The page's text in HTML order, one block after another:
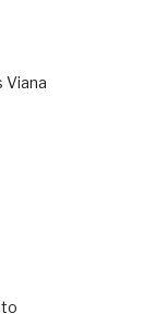
Viana